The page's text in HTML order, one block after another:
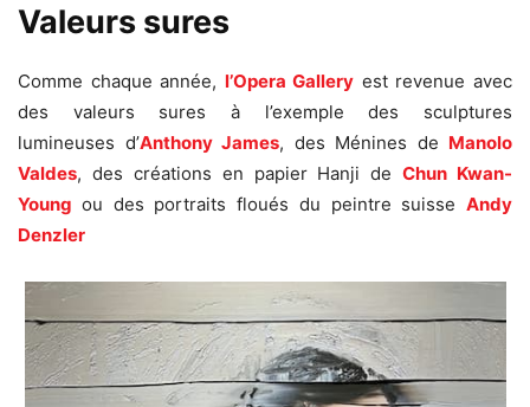
Valeurs sures
Comme chaque année, l’Opera Gallery est revenue avec
des valeurs sures à l’exemple des sculptures
lumineuses d’Anthony James, des Ménines de Manolo
Valdes, des créations en papier Hanji deChun Kwan-
Young ou des portraits floués du peintre suisse Andy
Denzler